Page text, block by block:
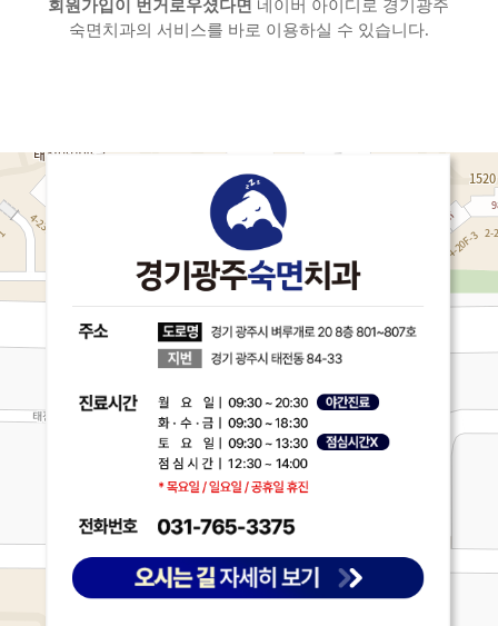
회원가입이 번거로우셨다면 네이버 아이디로 경기광주
숙면치과의 서비스를 바로 이용하실 수 있습니다.